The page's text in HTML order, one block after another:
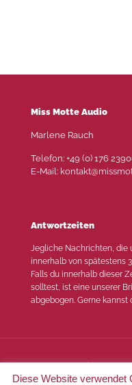
Miss Motte Audio
Marlene Rauch
Telefon: +49 (0) 176
E-Mail:
Antwortzeiten
Jegliche Nachrichten, die
innerhalb von spätestens
Falls du innerhalb dieser
solltest, ist eine unserer
abgebogen. Gerne
© 2022 Miss Motte
Diese Website verwendet